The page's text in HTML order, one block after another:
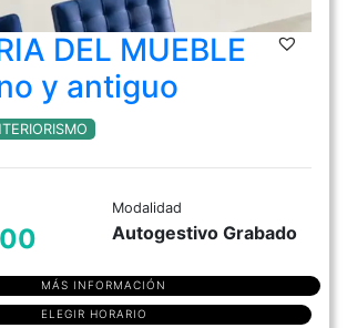
DEL MUEBLE
y antiguo
Modalidad
Autogestivo Grabado
MÁS INFORMACIÓN
ELEGIR HORARIO